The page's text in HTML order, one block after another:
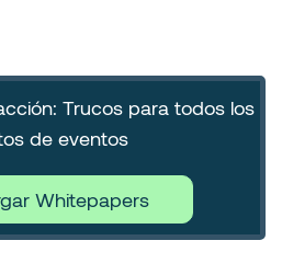
Trucos para todos los
de eventos
Whitepapers